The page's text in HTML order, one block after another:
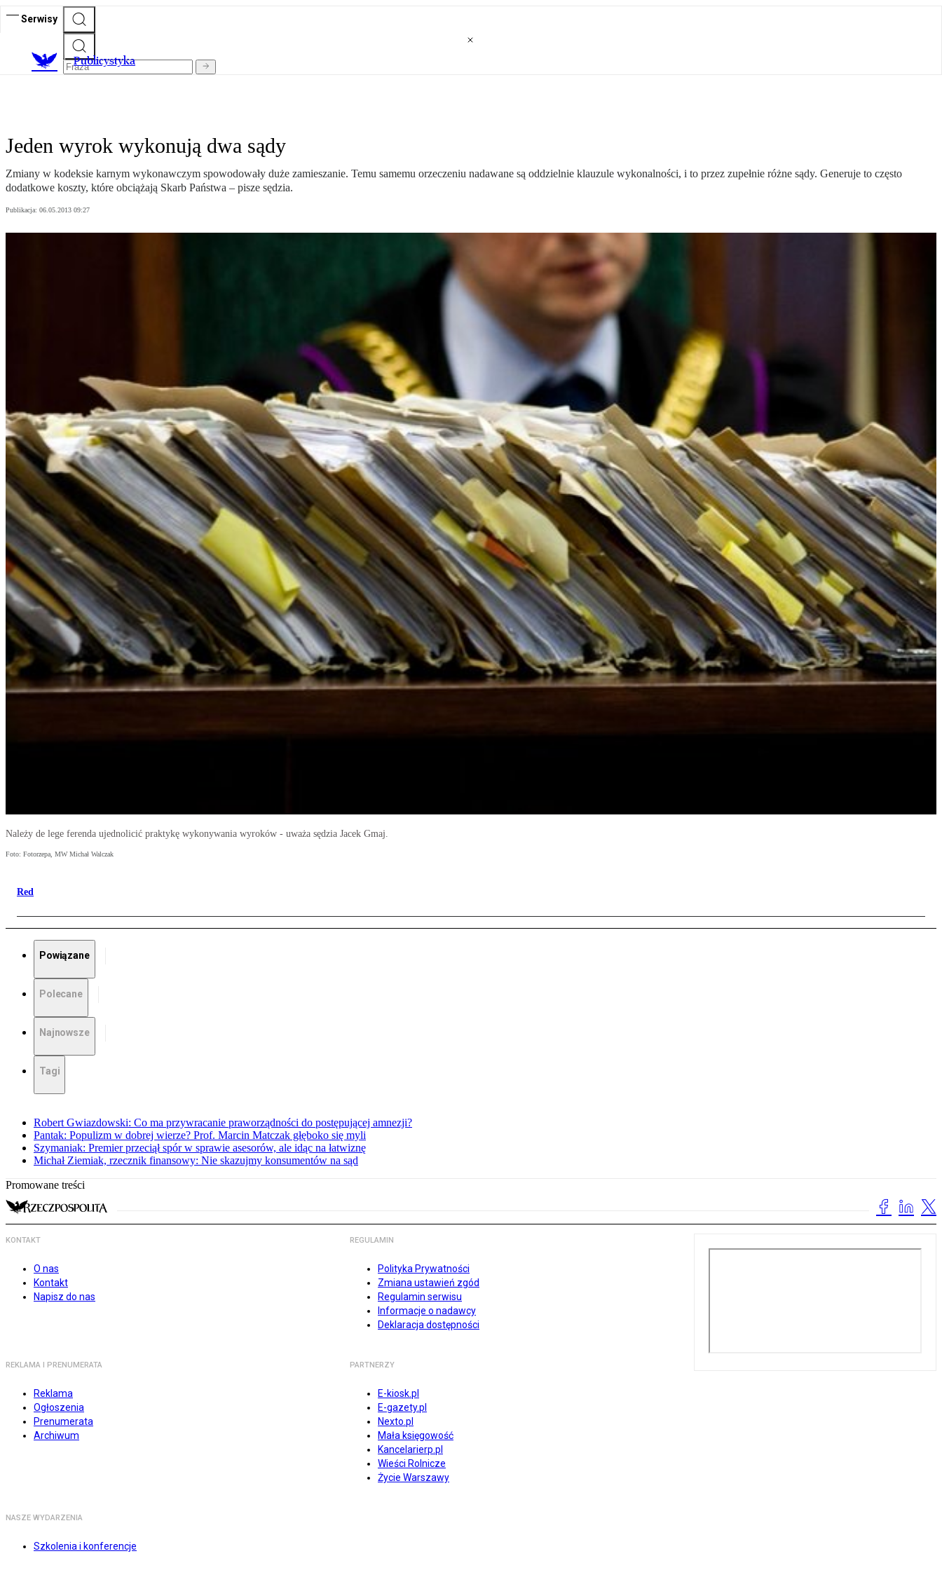
Serwisy
Publicystyka
Jeden wyrok wykonują dwa sądy
Zmiany w kodeksie karnym wykonawczym spowodowały duże zamieszanie. Temu samemu orzeczeniu nadawane są oddzielnie klauzule wykonalności, i to przez zupełnie różne sądy. Generuje to często
dodatkowe koszty, które obciążają Skarb Państwa – pisze sędzia.
Publikacja: 06.05.2013 09:27
Należy de lege ferenda ujednolicić praktykę wykonywania wyroków - uważa sędzia Jacek Gmaj.
Foto: Fotorzepa, MW Michał Walczak
Red
Powiązane
Polecane
Najnowsze
Tagi
Robert Gwiazdowski: Co ma przywracanie praworządności do postępującej amnezji?
Pantak: Populizm w dobrej wierze? Prof. Marcin Matczak głęboko się myli
Szymaniak: Premier przeciął spór w sprawie asesorów, ale idąc na łatwiznę
Michał Ziemiak, rzecznik finansowy: Nie skazujmy konsumentów na sąd
Promowane treści
KONTAKT
O nas
Kontakt
Napisz do nas
REGULAMIN
Polityka Prywatności
Zmiana ustawień zgód
Regulamin serwisu
Informacje o nadawcy
Deklaracja dostępności
REKLAMA I PRENUMERATA
Reklama
Ogłoszenia
Prenumerata
Archiwum
PARTNERZY
E-kiosk.pl
E-gazety.pl
Nexto.pl
Mała księgowość
Kancelarierp.pl
Wieści Rolnicze
Życie Warszawy
NASZE WYDARZENIA
Szkolenia i konferencje